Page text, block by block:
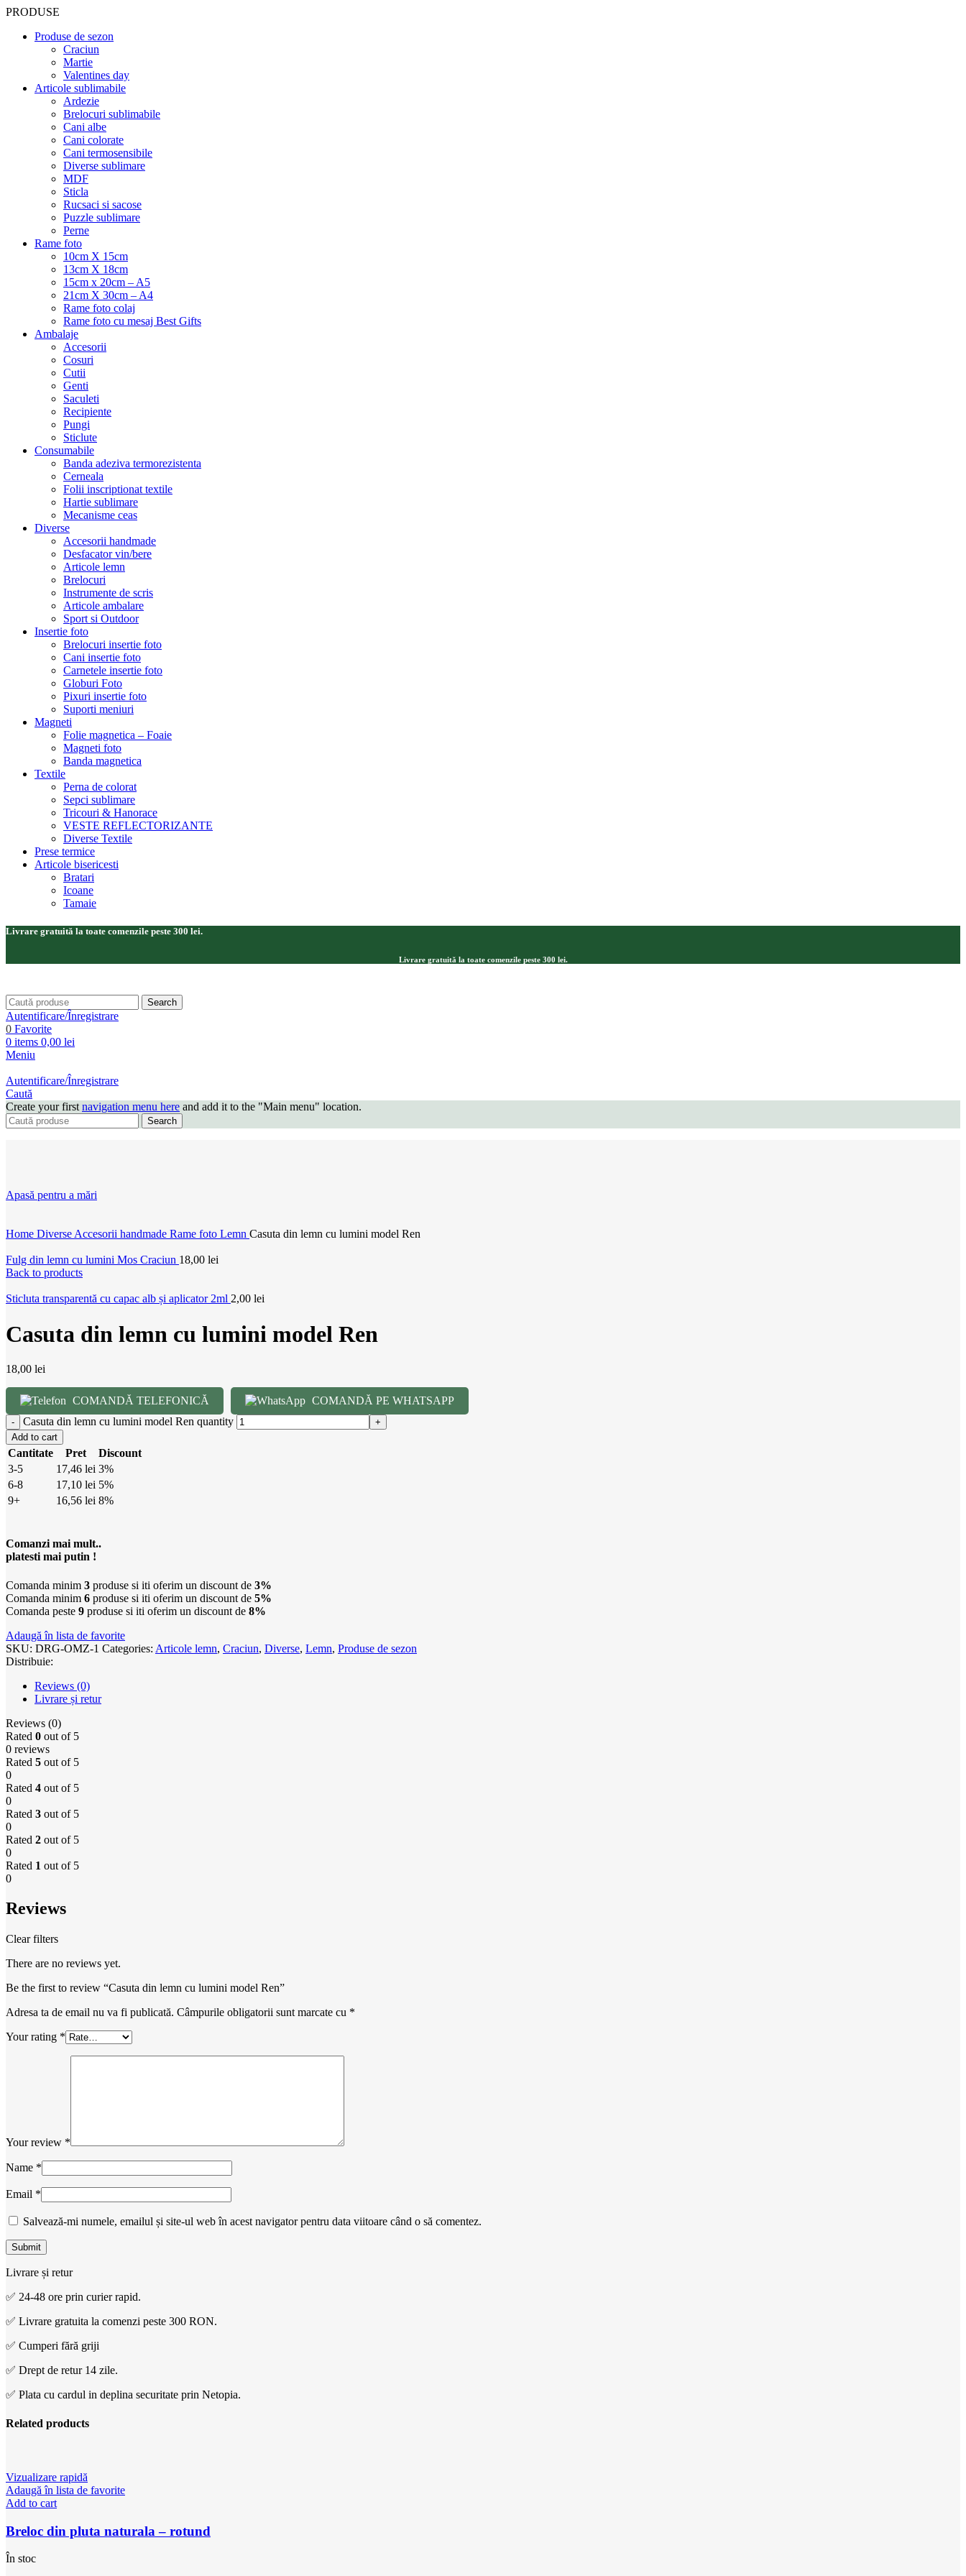
PRODUSE
Produse de sezon
Craciun
Martie
Valentines day
Articole sublimabile
Ardezie
Brelocuri sublimabile
Cani albe
Cani colorate
Cani termosensibile
Diverse sublimare
MDF
Sticla
Rucsaci si sacose
Puzzle sublimare
Perne
Rame foto
10cm X 15cm
13cm X 18cm
15cm x 20cm – A5
21cm X 30cm – A4
Rame foto colaj
Rame foto cu mesaj Best Gifts
Ambalaje
Accesorii
Cosuri
Cutii
Genti
Saculeti
Recipiente
Pungi
Sticlute
Consumabile
Banda adeziva termorezistenta
Cerneala
Folii inscriptionat textile
Hartie sublimare
Mecanisme ceas
Diverse
Accesorii handmade
Desfacator vin/bere
Articole lemn
Brelocuri
Instrumente de scris
Articole ambalare
Sport si Outdoor
Insertie foto
Brelocuri insertie foto
Cani insertie foto
Carnetele insertie foto
Globuri Foto
Pixuri insertie foto
Suporti meniuri
Magneti
Folie magnetica – Foaie
Magneti foto
Banda magnetica
Textile
Perna de colorat
Sepci sublimare
Tricouri & Hanorace
VESTE REFLECTORIZANTE
Diverse Textile
Prese termice
Articole bisericesti
Bratari
Icoane
Tamaie
Livrare gratuită la toate comenzile peste 300 lei.
Livrare gratuită la toate comenzile peste 300 lei.
Search
Autentificare/Înregistrare
0 Favorite
0 items 0,00 lei
Meniu
Autentificare/Înregistrare
Caută
Create your first navigation menu here and add it to the "Main menu" location.
Search
Apasă pentru a mări
Home Diverse Accesorii handmade Rame foto Lemn Casuta din lemn cu lumini model Ren
Fulg din lemn cu lumini Mos Craciun 18,00 lei
Back to products
Sticluta transparentă cu capac alb și aplicator 2ml 2,00 lei
Casuta din lemn cu lumini model Ren
18,00 lei
COMANDĂ TELEFONICĂ
COMANDĂ PE WHATSAPP
Casuta din lemn cu lumini model Ren quantity
Add to cart
Cantitate Pret
Discount
3-5
17,46 lei 3%
6-8
17,10 lei 5%
9+
16,56 lei 8%
Comanzi mai mult..
platesti mai putin !
Comanda minim 3 produse si iti oferim un discount de 3%
Comanda minim 6 produse si iti oferim un discount de 5%
Comanda peste 9 produse si iti oferim un discount de 8%
Adaugă în lista de favorite
SKU: DRG-OMZ-1 Categories: Articole lemn, Craciun, Diverse, Lemn, Produse de sezon
Distribuie:
Reviews (0)
Livrare și retur
Reviews (0)
Rated 0 out of 5
0 reviews
Rated 5 out of 5
0
Rated 4 out of 5
0
Rated 3 out of 5
0
Rated 2 out of 5
0
Rated 1 out of 5
0
Reviews
Clear filters
There are no reviews yet.
Be the first to review “Casuta din lemn cu lumini model Ren”
Adresa ta de email nu va fi publicată. Câmpurile obligatorii sunt marcate cu *
Your rating *
Your review *
Name *
Email *
Salvează-mi numele, emailul și site-ul web în acest navigator pentru data viitoare când o să comentez.
Livrare și retur
✅ 24-48 ore prin curier rapid.
✅ Livrare gratuita la comenzi peste 300 RON.
✅ Cumperi fără griji
✅ Drept de retur 14 zile.
✅ Plata cu cardul in deplina securitate prin Netopia.
Related products
Vizualizare rapidă
Adaugă în lista de favorite
Add to cart
Breloc din pluta naturala – rotund
În stoc